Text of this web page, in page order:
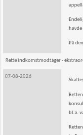
På
Rette indkomstmodtager -
07-08-2026
bl.a.